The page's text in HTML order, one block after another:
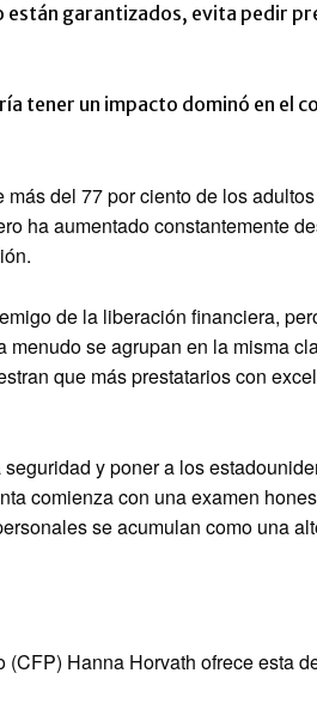
están garantizados, evita pedir
tener un impacto dominó en el
del 77 por ciento de los adultos
ha aumentado constantemente
de la liberación financiera,
se agrupan en la misma
que más prestatarios con
y poner a los
comienza con una examen
se acumulan como una
Hanna Horvath ofrece esta